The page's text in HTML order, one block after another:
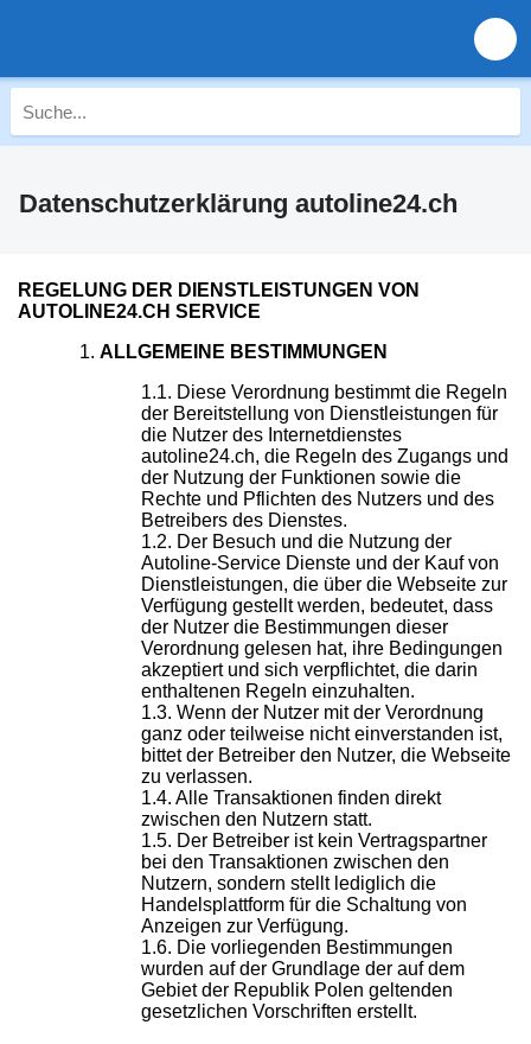
Datenschutzerklärung autoline24.ch
REGELUNG DER DIENSTLEISTUNGEN VON
AUTOLINE24.CH SERVICE
ALLGEMEINE BESTIMMUNGEN
Diese Verordnung bestimmt die Regeln
der Bereitstellung von Dienstleistungen für
die Nutzer des Internetdienstes
autoline24.ch, die Regeln des Zugangs und
der Nutzung der Funktionen sowie die
Rechte und Pflichten des Nutzers und des
Betreibers des Dienstes.
Der Besuch und die Nutzung der
Autoline-Service Dienste und der Kauf von
Dienstleistungen, die über die Webseite zur
Verfügung gestellt werden, bedeutet, dass
der Nutzer die Bestimmungen dieser
Verordnung gelesen hat, ihre Bedingungen
akzeptiert und sich verpflichtet, die darin
enthaltenen Regeln einzuhalten.
Wenn der Nutzer mit der Verordnung
ganz oder teilweise nicht einverstanden ist,
bittet der Betreiber den Nutzer, die Webseite
zu verlassen.
Alle Transaktionen finden direkt
zwischen den Nutzern statt.
Der Betreiber ist kein Vertragspartner
bei den Transaktionen zwischen den
Nutzern, sondern stellt lediglich die
Handelsplattform für die Schaltung von
Anzeigen zur Verfügung.
Die vorliegenden Bestimmungen
wurden auf der Grundlage der auf dem
Gebiet der Republik Polen geltenden
gesetzlichen Vorschriften erstellt.